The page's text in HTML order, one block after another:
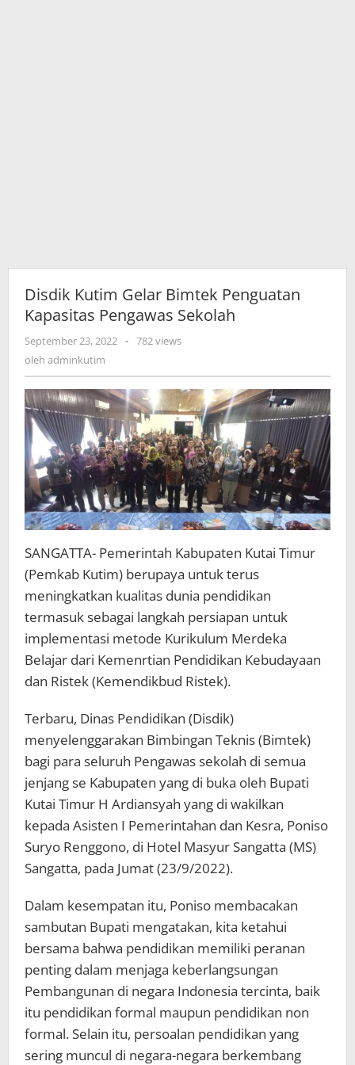
Disdik Kutim Gelar Bimtek Penguatan
Kapasitas Pengawas Sekolah
September 23, 2022 oleh
- 782 views
oleh adminkutim
SANGATTA- Pemerintah Kabupaten Kutai Timur
(Pemkab Kutim) berupaya untuk terus
meningkatkan kualitas dunia pendidikan
termasuk sebagai langkah persiapan untuk
implementasi metode Kurikulum Merdeka
Belajar dari Kemenrtian Pendidikan Kebudayaan
dan Ristek (Kemendikbud Ristek).
Terbaru, Dinas Pendidikan (Disdik)
menyelenggarakan Bimbingan Teknis (Bimtek)
bagi para seluruh Pengawas sekolah di semua
jenjang se Kabupaten yang di buka oleh Bupati
Kutai Timur H Ardiansyah yang di wakilkan
kepada Asisten I Pemerintahan dan Kesra, Poniso
Suryo Renggono, di Hotel Masyur Sangatta (MS)
Sangatta, pada Jumat (23/9/2022).
Dalam kesempatan itu, Poniso membacakan
sambutan Bupati mengatakan, kita ketahui
bersama bahwa pendidikan memiliki peranan
penting dalam menjaga keberlangsungan
Pembangunan di negara Indonesia tercinta, baik
itu pendidikan formal maupun pendidikan non
formal. Selain itu, persoalan pendidikan yang
sering muncul di negara-negara berkembang